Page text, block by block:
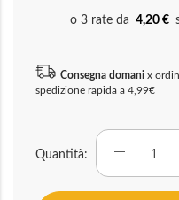
4,20 €
Consegna domani x
spedizione rapida a 4,99€
Quantità